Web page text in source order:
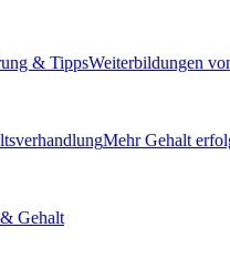
& TippsWeiterbildungen
Mehr Gehalt
Gehalt